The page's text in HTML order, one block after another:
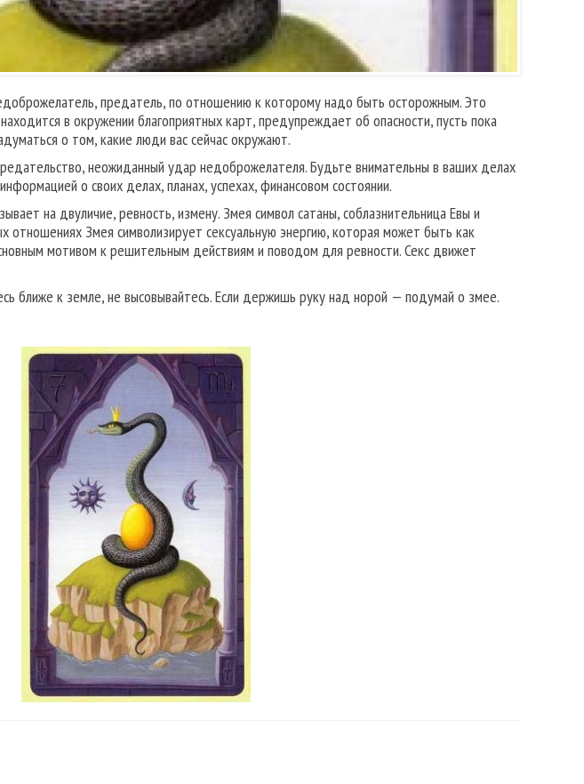
предатель, по отношению к которому надо быть осторожным. Это
в окружении благоприятных карт, предупреждает об опасности, пусть пока
о том, какие люди вас сейчас окружают.
неожиданный удар недоброжелателя. Будьте внимательны в ваших делах
о своих делах, планах, успехах, финансовом состоянии.
на двуличие, ревность, измену. Змея символ сатаны, соблазнительница Евы и
отношениях Змея символизирует сексуальную энергию, которая может быть как
мотивом к решительным действиям и поводом для ревности. Секс движет
ближе к земле, не высовывайтесь. Если держишь руку над норой — подумай о змее.